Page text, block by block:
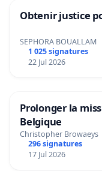
Obtenir justice
SEPHORA BOUALLAM
1 025 signatures
22 Jul 2026
Prolonger la
Belgique
Christopher Browaeys
296 signatures
17 Jul 2026